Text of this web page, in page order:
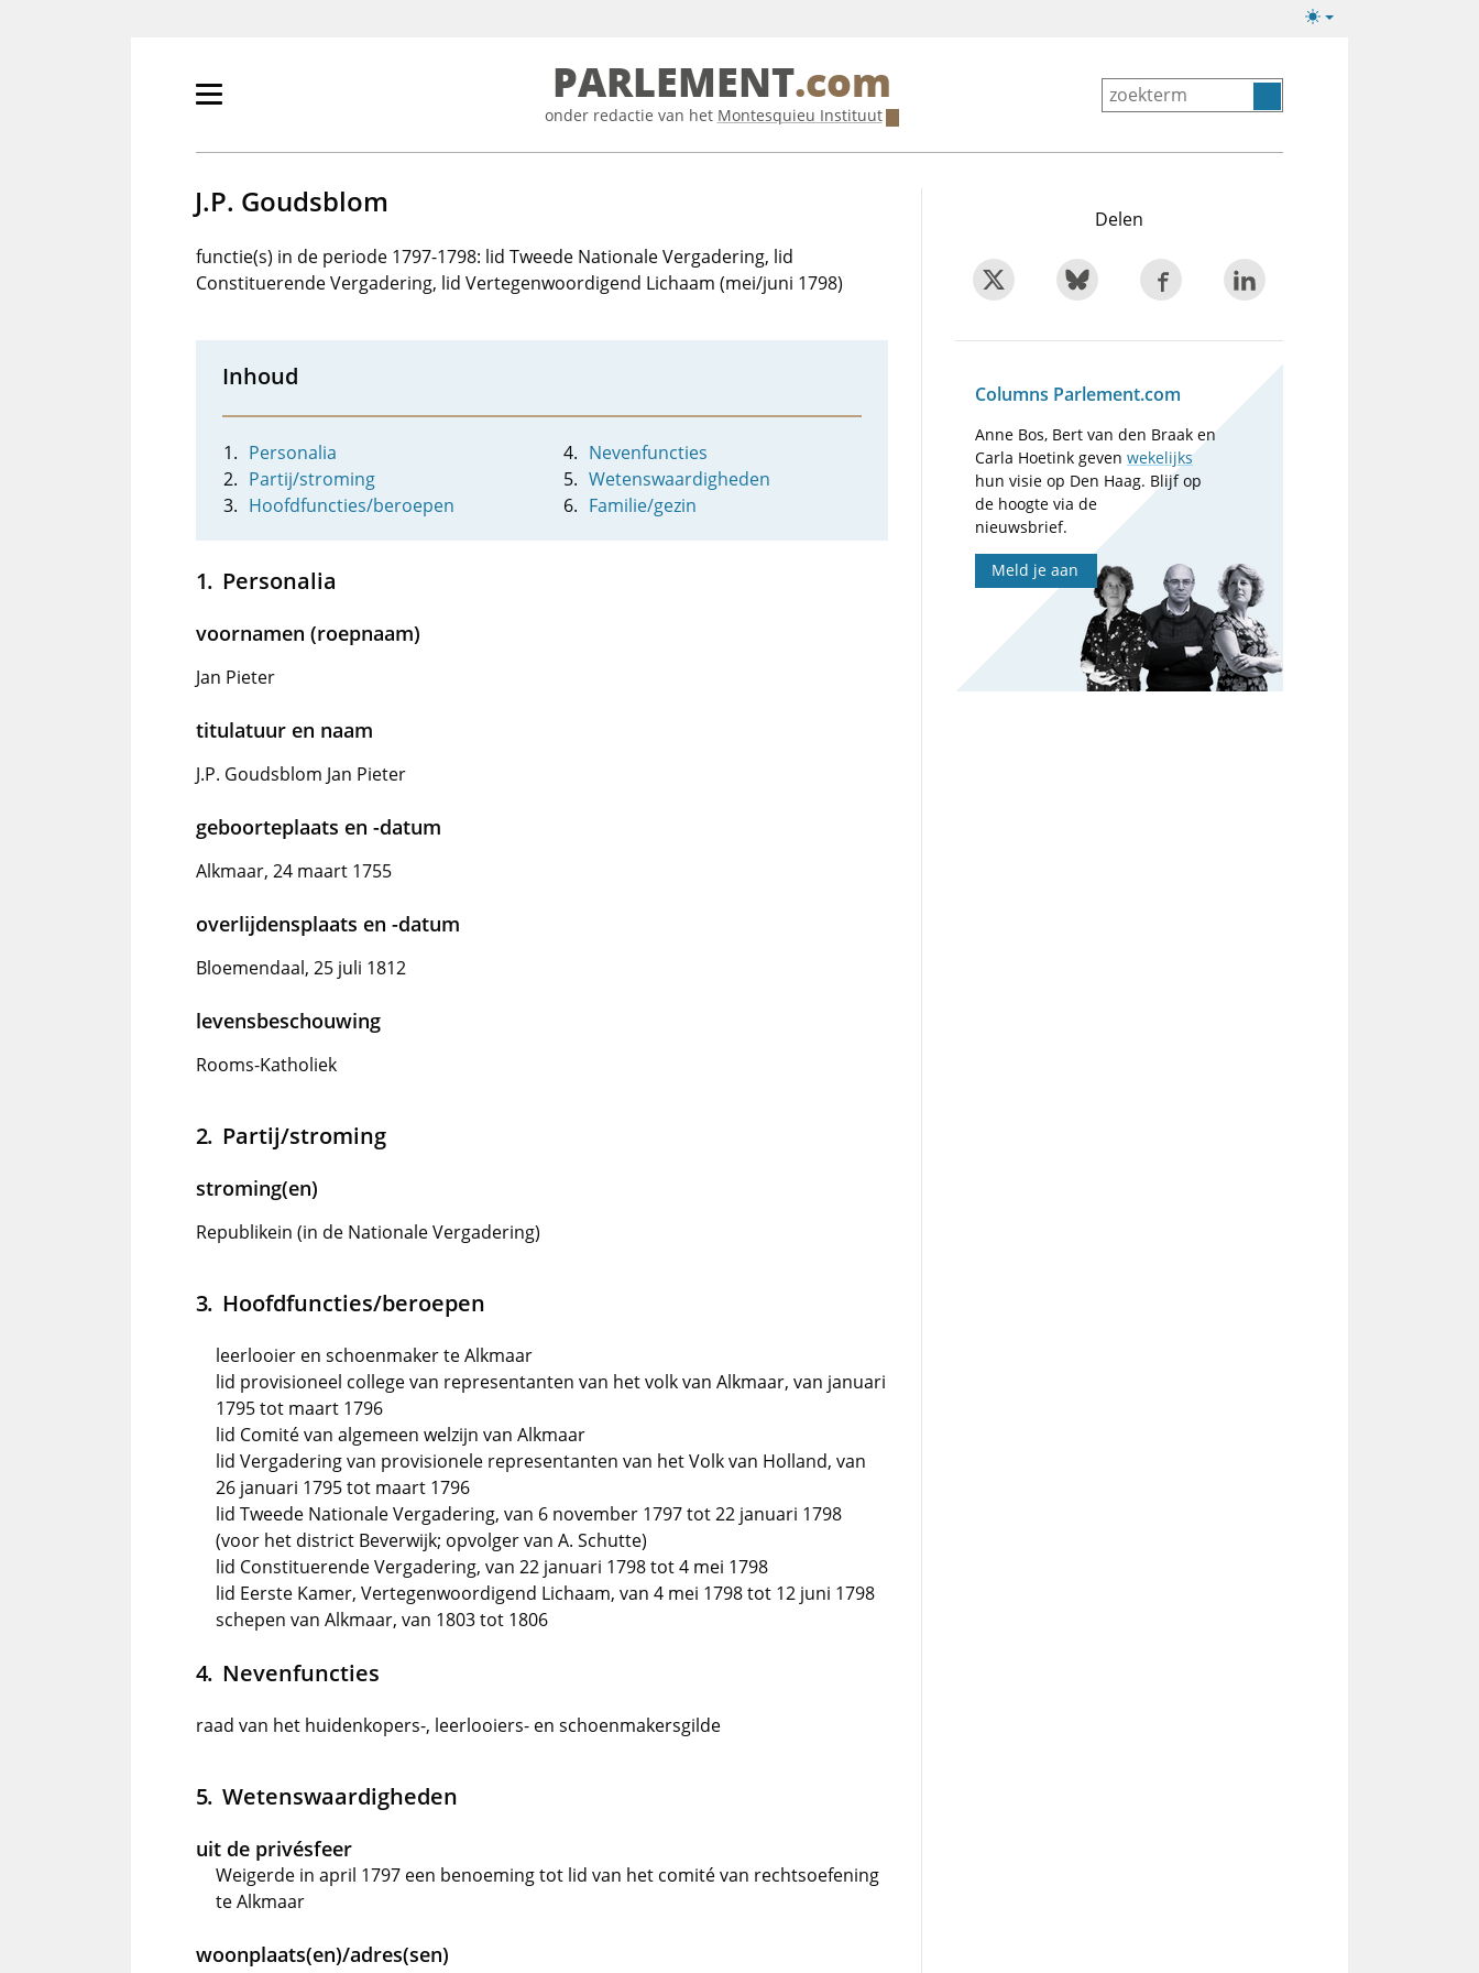
Lichte/donkere
Primair
tonen/verbergen
PARLEMENT.com
onder redactie van het Montesquieu Instituut
J.P. Goudsblom
functie(s) in de periode 1797-1798: lid Tweede Nationale Vergadering, lid
Constituerende Vergadering, lid Vertegenwoordigend Lichaam (mei/juni 1798)
Inhoud
Personalia
Partij/stroming
Hoofdfuncties/beroepen
Nevenfuncties
Wetenswaardigheden
Familie/gezin
Personalia
voornamen (roepnaam)
Jan Pieter
titulatuur en naam
J.P. Goudsblom Jan Pieter
geboorteplaats en -datum
Alkmaar, 24 maart 1755
overlijdensplaats en -datum
Bloemendaal, 25 juli 1812
levensbeschouwing
Rooms-Katholiek
Partij/stroming
stroming(en)
Republikein (in de Nationale Vergadering)
Hoofdfuncties/beroepen
leerlooier en schoenmaker te Alkmaar
lid provisioneel college van representanten van het volk van Alkmaar, van januari
1795 tot maart 1796
lid Comité van algemeen welzijn van Alkmaar
lid Vergadering van provisionele representanten van het Volk van Holland, van
26 januari 1795 tot maart 1796
lid Tweede Nationale Vergadering, van 6 november 1797 tot 22 januari 1798
(voor het district Beverwijk; opvolger van A. Schutte)
lid Constituerende Vergadering, van 22 januari 1798 tot 4 mei 1798
lid Eerste Kamer, Vertegenwoordigend Lichaam, van 4 mei 1798 tot 12 juni 1798
schepen van Alkmaar, van 1803 tot 1806
Nevenfuncties
raad van het huidenkopers-, leerlooiers- en schoenmakersgilde
Wetenswaardigheden
uit de privésfeer
Weigerde in april 1797 een benoeming tot lid van het comité van rechtsoefening
te Alkmaar
woonplaats(en)/adres(sen)
Delen
Columns Parlement.com
Anne Bos, Bert van den Braak en
Carla Hoetink gevenwekelijks
hun visie op Den Haag. Blijf op
de hoogte via de
nieuwsbrief.
Meld je aan